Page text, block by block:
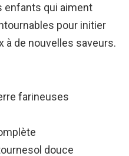
enfants qui aiment
pour initier
de nouvelles saveurs.
farineuses
douce